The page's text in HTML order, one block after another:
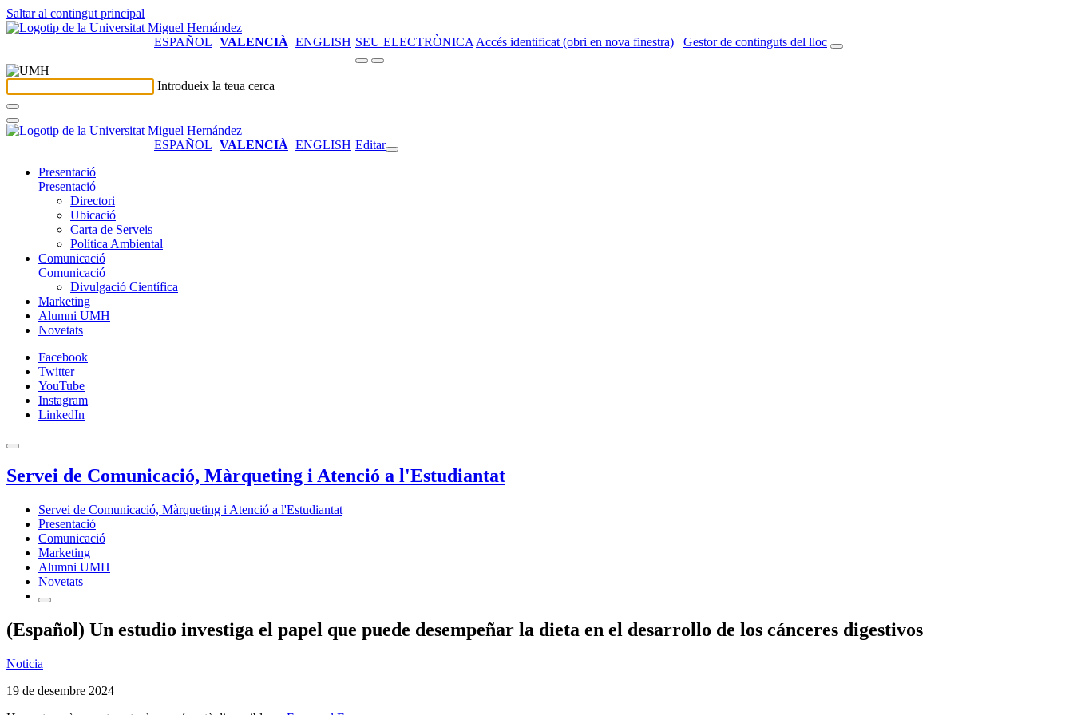
Saltar al contingut principal
ESPAÑOL VALENCIÀ ENGLISH SEU ELECTRÒNICA Accés identificat (obri en nova finestra) Gestor de continguts del lloc
Introdueix la teua cerca
ESPAÑOL VALENCIÀ ENGLISH Editar
Presentació
Presentació
Directori
Ubicació
Carta de Serveis
Política Ambiental
Comunicació
Comunicació
Divulgació Científica
Marketing
Alumni UMH
Novetats
Facebook
Twitter
YouTube
Instagram
LinkedIn
Servei de Comunicació, Màrqueting i Atenció a l'Estudiantat
Servei de Comunicació, Màrqueting i Atenció a l'Estudiantat
Presentació
Comunicació
Marketing
Alumni UMH
Novetats
(Español) Un estudio investiga el papel que puede desempeñar la dieta en el desarrollo de los cánceres digestivos
Noticia
19 de desembre 2024